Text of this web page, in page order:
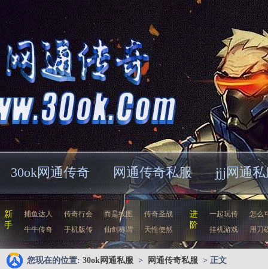
30ok网通传奇 网通传奇私服 jjj网通私
新
手
捕鱼达人 传奇行会 而是线图
传奇圣战
牛牛传奇
手机版传 仙剑称谓 天性使然
进
阶
一起玩传
怎么
挂机游戏
用刀
您现在的位置: 30ok网通私服 > 网通传奇私服 > 正文